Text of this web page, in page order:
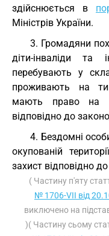
здійснюється в
Міністрів України.
3. Громадяни
діти-інваліди та
перебувають у
проживають на
мають право на
відповідно до
4. Бездомні
окупованій
захист відповідно
( Частину п'яту
№ 1706-VII від
виключено на
)( Частину сьому